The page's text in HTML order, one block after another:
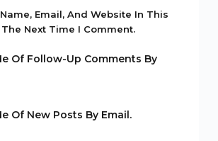
Email, And Website In This
Next Time I Comment.
Of Follow-Up Comments By
Of New Posts By Email.